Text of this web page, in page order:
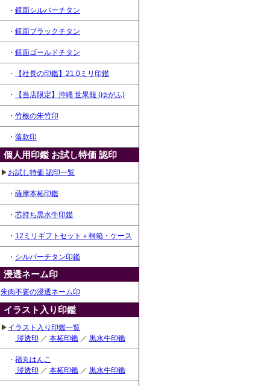
・ 鏡面シルバーチタン
・ 鏡面ブラックチタン
・ 鏡面ゴールドチタン
・ 【社長の印鑑】21.0ミリ印鑑
・ 【当店限定】沖縄 世果報 (ゆがふ)
・ 竹根の朱竹印
・ 落款印
個人用印鑑 お試し特価 認印
▶ お試し特価 認印一覧
・ 薩摩本柘印鑑
・ 芯持ち黒水牛印鑑
・ 12ミリギフトセット＋桐箱・ケース
・ シルバーチタン印鑑
浸透ネーム印
朱肉不要の浸透ネーム印
イラスト入り印鑑
▶ イラスト入り印鑑一覧
浸透印 ／ 本柘印鑑 ／ 黒水牛印鑑
・ 福丸はんこ
浸透印 ／ 本柘印鑑 ／ 黒水牛印鑑